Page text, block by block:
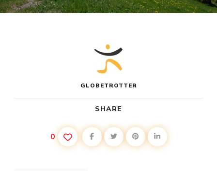
GLOBETROTTER
SHARE
0